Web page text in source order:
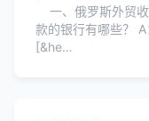
一、俄罗斯外贸收
款的银行有哪些？
[&he…